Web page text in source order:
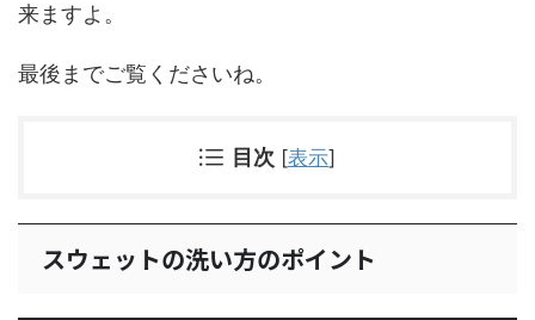
来ますよ。
最後までご覧くださいね。
目次 [表示]
スウェットの洗い方のポイント